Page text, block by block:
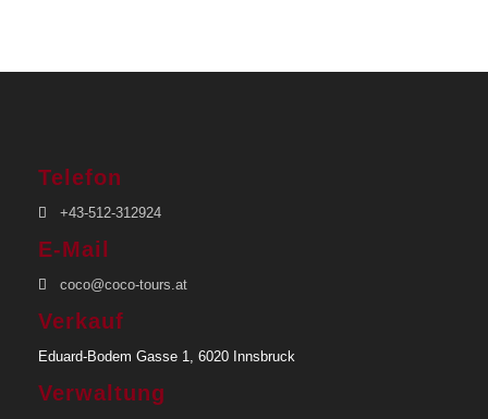
Telefon
+43-512-312924
E-Mail
coco@coco-tours.at
Verkauf
Eduard-Bodem Gasse 1, 6020 Innsbruck
Verwaltung